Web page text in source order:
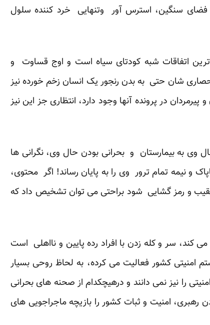
سنگین، استرس آور وتنهایی خرد کننده سلول
ترین اتفاقات شبه کودتای سیاه است و اوج قساوت و
شان حتی به بدن رنجور یک انسان زخم خورده نیز
در پرونده آنها وجود دارد، انتظاری جز این نیز
وی به بیمارستان و بحرانی بودن حال وی، نگرانی ها
و نیمه تمام ترور وی را به پایان رساند! اگر محتوی،
و رمز گشایی شود براحتی می توان تشخیص داد که
سر و کله زدن با افراد رده پایین و نااهلی است
امنیتی کشور فعالیت می کرده، به لحاظ روحی بسیار
را نیز نمی دانند و درهیچکدام از صحنه های بحرانی
امنیت و ثبات کشور را بازیچه ماجراجویی های